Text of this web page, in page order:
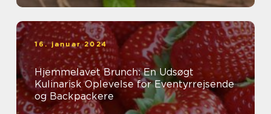
16. januar 2024
Hjemmelavet Brunch: En Udsøgt
Kulinarisk Oplevelse for Eventyrrejsende
og Backpackere